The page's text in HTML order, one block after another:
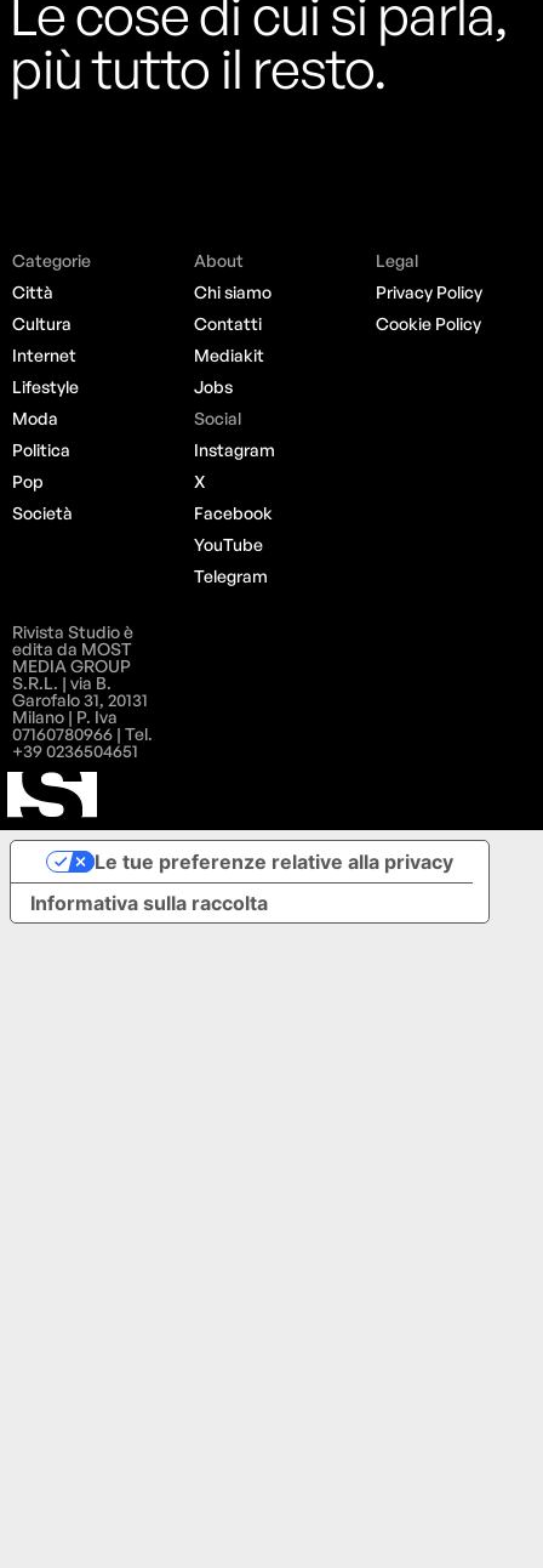
Le cose di cui si parla,
più tutto il resto.
Categorie
Città
Cultura
Internet
Lifestyle
Moda
Politica
Pop
Società
About
Chi siamo
Contatti
Mediakit
Jobs
Social
Instagram
X
Facebook
YouTube
Telegram
Legal
Privacy Policy
Cookie Policy
Rivista Studio è
edita da MOST
MEDIA GROUP
S.R.L. | via B.
Garofalo 31, 20131
Milano | P. Iva
07160780966 | Tel.
+39 0236504651
Informativa sulla raccolta
Le tue preferenze relative alla privacy